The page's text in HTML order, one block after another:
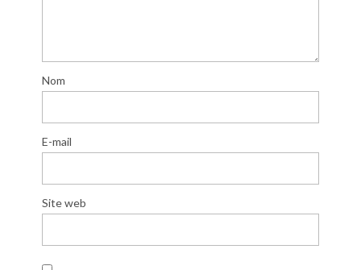
Nom
E-mail
Site web